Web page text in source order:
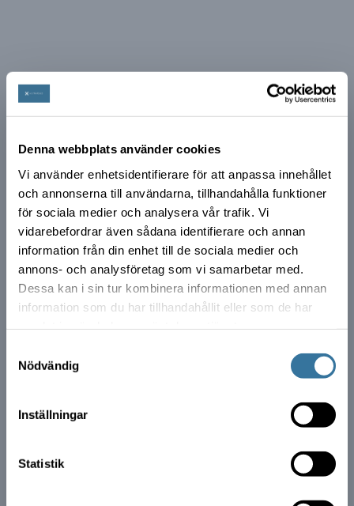
Denna webbplats använder cookies
Vi använder enhetsidentifierare för att anpassa innehållet
och annonserna till användarna, tillhandahålla funktioner
för sociala medier och analysera vår trafik. Vi
vidarebefordrar även sådana identifierare och annan
information från din enhet till de sociala medier och
annons- och analysföretag som vi samarbetar med.
Dessa kan i sin tur kombinera informationen med annan
information som du har tillhandahållit eller som de har
Nödvändig
Inställningar
Statistik